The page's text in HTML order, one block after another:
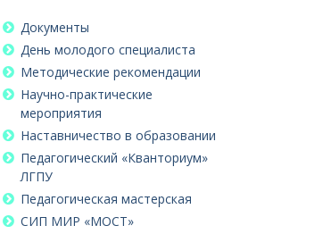
Документы
День молодого специалиста
Методические рекомендации
Научно-практические
мероприятия
Наставничество в образовании
Педагогический «Кванториум»
ЛГПУ
Педагогическая мастерская
СИП МИР «МОСТ»